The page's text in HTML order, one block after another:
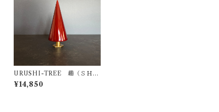
URUSHI-TREE 趣（ＳＨ
Ｕ）
¥14,850